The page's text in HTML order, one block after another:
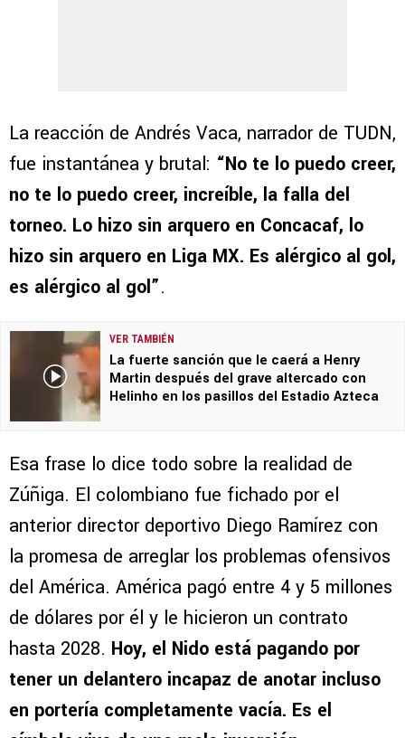
La reacción de Andrés Vaca, narrador de TUDN,
fue instantánea y brutal: “No te lo puedo creer,
no te lo puedo creer, increíble, la falla del
torneo. Lo hizo sin arquero en Concacaf, lo
hizo sin arquero en Liga MX. Es alérgico al gol,
es alérgico al gol”.
VER TAMBIÉN
La fuerte sanción que le caerá a Henry
Martin después del grave altercado con
Helinho en los pasillos del Estadio Azteca
Esa frase lo dice todo sobre la realidad de
Zúñiga. El colombiano fue fichado por el
anterior director deportivo Diego Ramírez con
la promesa de arreglar los problemas ofensivos
del América. América pagó entre 4 y 5 millones
de dólares por él y le hicieron un contrato
hasta 2028. Hoy, el Nido está pagando por
tener un delantero incapaz de anotar incluso
en portería completamente vacía. Es el